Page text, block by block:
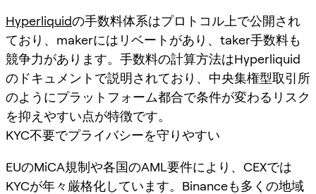
Hyperliquidの手数料体系はプロトコル上で公開され
ており、makerにはリベートがあり、taker手数料も
競争力があります。手数料の計算方法はHyperliquid
のドキュメントで説明されており、中央集権型取引所
のようにプラットフォーム都合で条件が変わるリスク
を抑えやすい点が特徴です。
KYC不要でプライバシーを守りやすい
EUのMiCA規制や各国のAML要件により、CEXでは
KYCが年々厳格化しています。Binanceも多くの地域